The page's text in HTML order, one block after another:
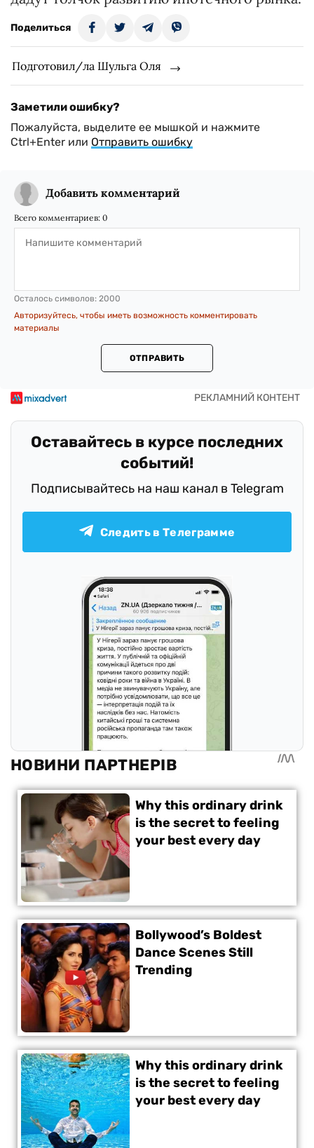
Поделиться
Подготовил/ла Шульга Оля
Заметили ошибку?
Пожалуйста, выделите ее мышкой и нажмите
Ctrl+Enter или Отправить ошибку
Добавить комментарий
Всего комментариев: 0
Осталось символов: 2000
Авторизуйтесь, чтобы иметь возможность комментировать
материалы
ОТПРАВИТЬ
Оставайтесь в курсе последних
событий!
Подписывайтесь на наш канал в Telegram
Следить в Телеграмме